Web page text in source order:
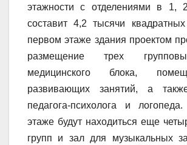
этажности с отделениями в 1,
составит 4,2 тысячи
первом этаже здания проектом
размещение трех
медицинского блока,
развивающих занятий, а
педагога-психолога и
этаже будут находиться еще
групп и зал для музыкальных